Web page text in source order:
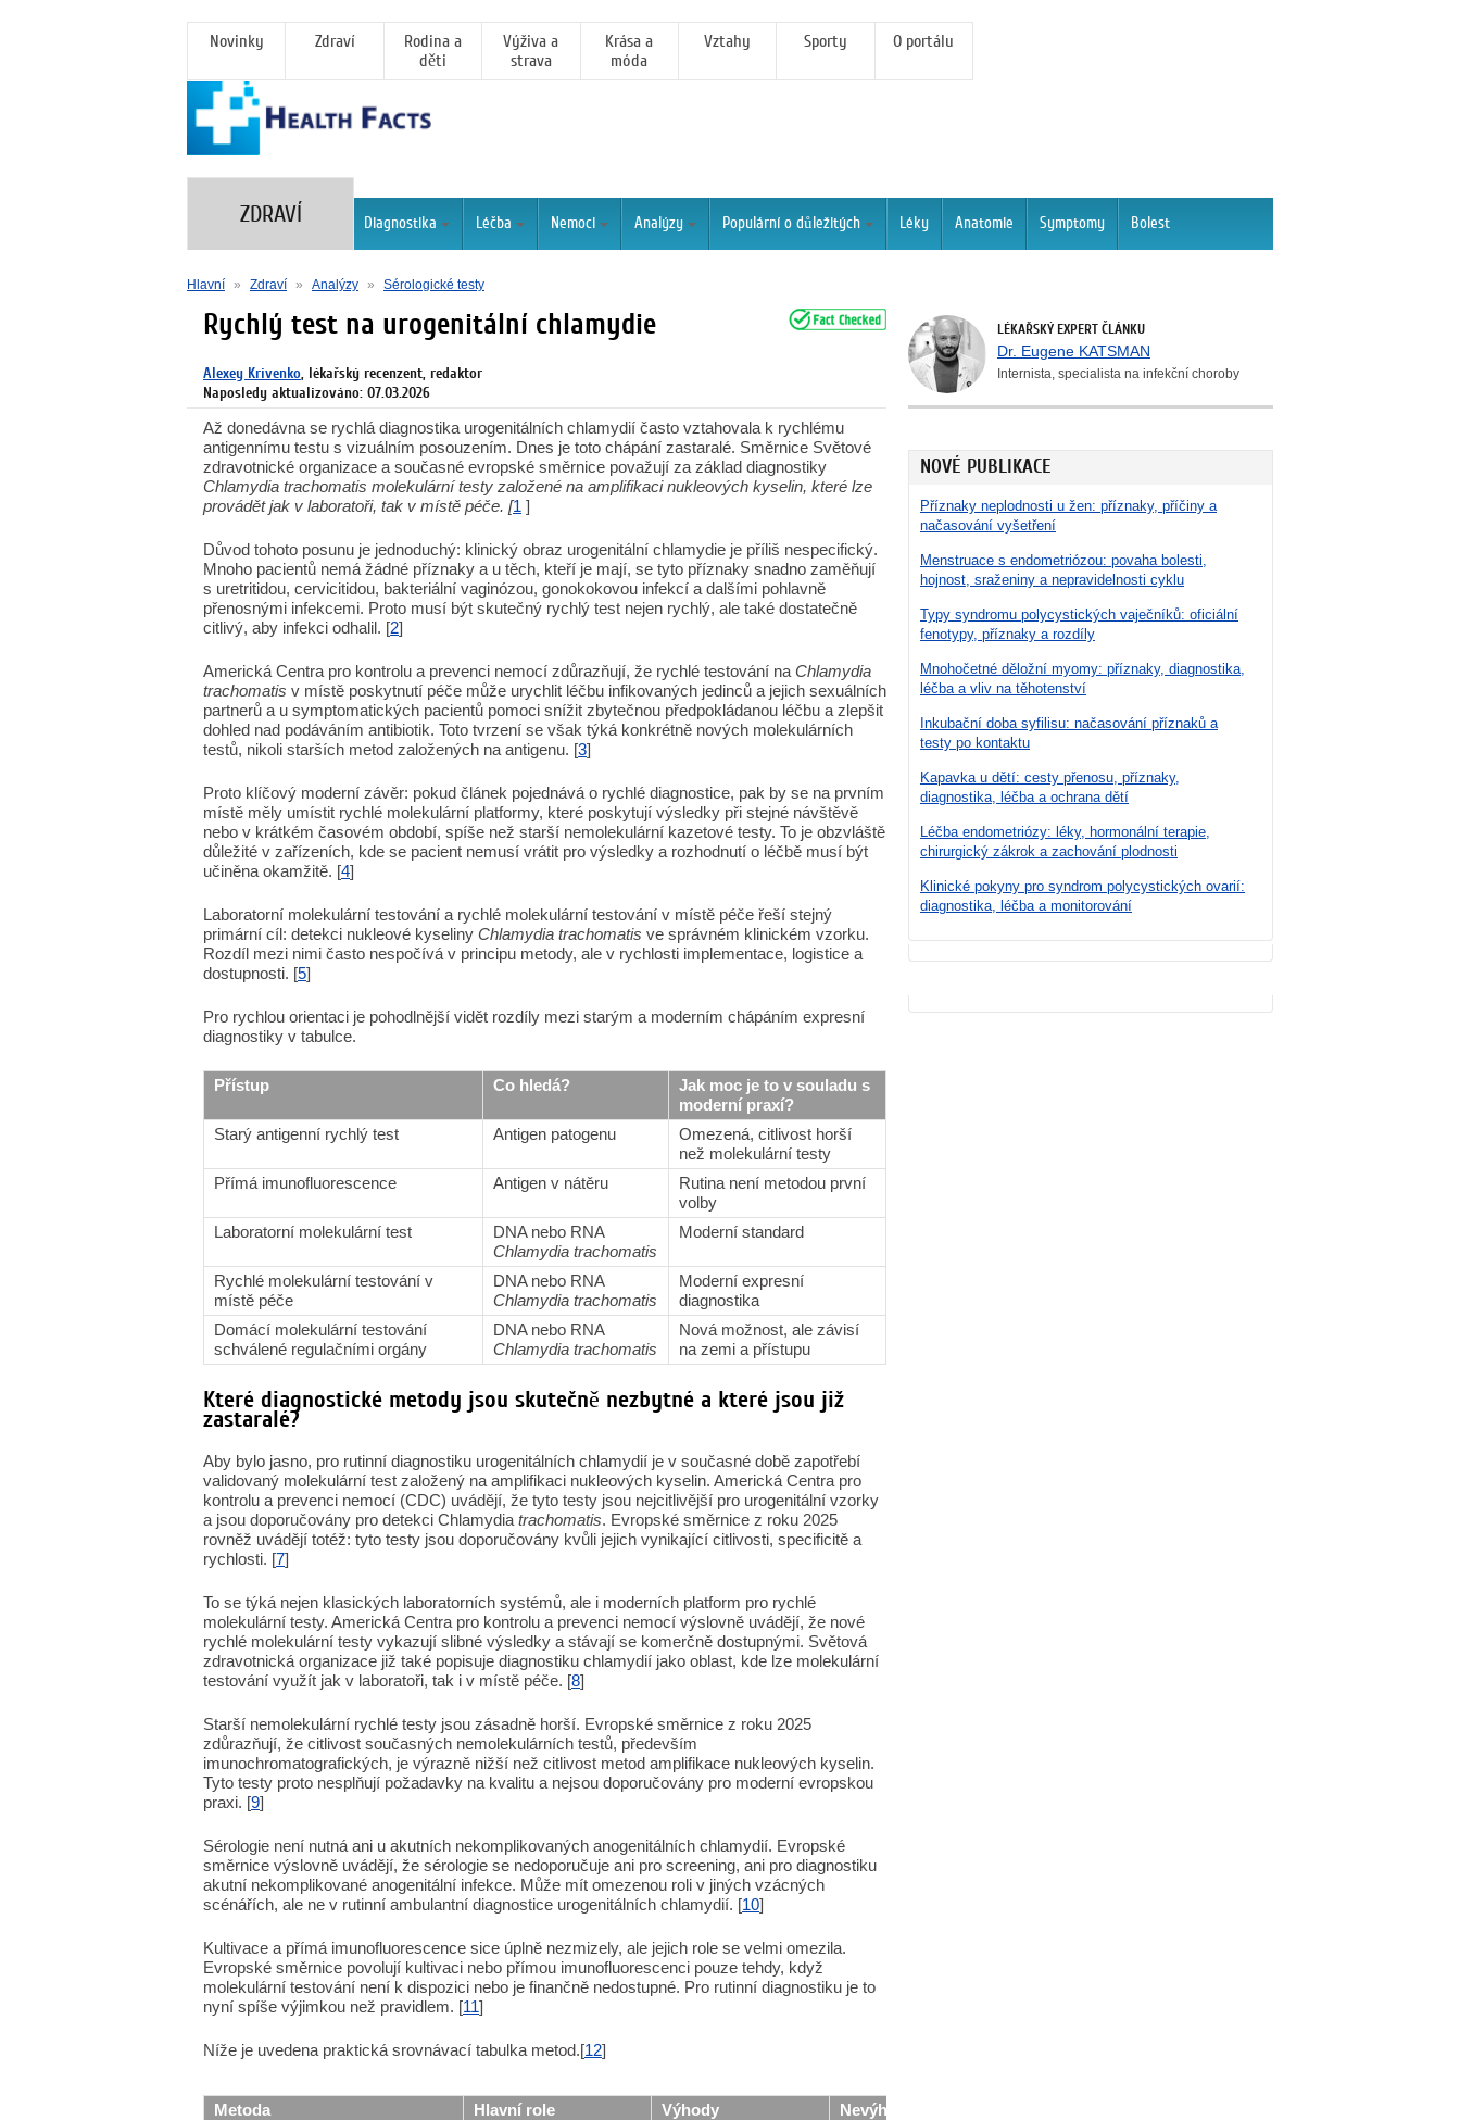
Novinky Zdraví
Rodina a
děti
Výživa a
strava
Krása a
móda
Vztahy Sporty O portálu
ZDRAVÍ Diagnostika Léčba Nemoci Analýzy Populární o důležitých Léky Anatomie Symptomy Bolest
Hlavní » Zdraví » Analýzy » Sérologické testy
LÉKAŘSKÝ EXPERT ČLÁNKU
Dr. Eugene KATSMAN
Internista, specialista na infekční choroby
NOVÉ PUBLIKACE
Příznaky neplodnosti u žen: příznaky, příčiny a
načasování vyšetření
Menstruace s endometriózou: povaha bolesti,
hojnost, sraženiny a nepravidelnosti cyklu
Typy syndromu polycystických vaječníků: oficiální
fenotypy, příznaky a rozdíly
Mnohočetné děložní myomy: příznaky, diagnostika,
léčba a vliv na těhotenství
Inkubační doba syfilisu: načasování příznaků a
testy po kontaktu
Kapavka u dětí: cesty přenosu, příznaky,
diagnostika, léčba a ochrana dětí
Léčba endometriózy: léky, hormonální terapie,
chirurgický zákrok a zachování plodnosti
Klinické pokyny pro syndrom polycystických ovarií:
diagnostika, léčba a monitorování
Rychlý test na urogenitální chlamydie
Alexey Krivenko, lékařský recenzent, redaktor
Naposledy aktualizováno: 07.03.2026
Až donedávna se rychlá diagnostika urogenitálních chlamydií často vztahovala k rychlému
antigennímu testu s vizuálním posouzením. Dnes je toto chápání zastaralé. Směrnice Světové
zdravotnické organizace a současné evropské směrnice považují za základ diagnostiky
Chlamydia trachomatis molekulární testy založené na amplifikaci nukleových kyselin, které lze
provádět jak v laboratoři, tak v místě péče. [1 ]
Důvod tohoto posunu je jednoduchý: klinický obraz urogenitální chlamydie je příliš nespecifický.
Mnoho pacientů nemá žádné příznaky a u těch, kteří je mají, se tyto příznaky snadno zaměňují
s uretritidou, cervicitidou, bakteriální vaginózou, gonokokovou infekcí a dalšími pohlavně
přenosnými infekcemi. Proto musí být skutečný rychlý test nejen rychlý, ale také dostatečně
citlivý, aby infekci odhalil. [2]
Americká Centra pro kontrolu a prevenci nemocí zdůrazňují, že rychlé testování na Chlamydia
trachomatis v místě poskytnutí péče může urychlit léčbu infikovaných jedinců a jejich sexuálních
partnerů a u symptomatických pacientů pomoci snížit zbytečnou předpokládanou léčbu a zlepšit
dohled nad podáváním antibiotik. Toto tvrzení se však týká konkrétně nových molekulárních
testů, nikoli starších metod založených na antigenu. [3]
Proto klíčový moderní závěr: pokud článek pojednává o rychlé diagnostice, pak by se na prvním
místě měly umístit rychlé molekulární platformy, které poskytují výsledky při stejné návštěvě
nebo v krátkém časovém období, spíše než starší nemolekulární kazetové testy. To je obzvláště
důležité v zařízeních, kde se pacient nemusí vrátit pro výsledky a rozhodnutí o léčbě musí být
učiněna okamžitě. [4]
Laboratorní molekulární testování a rychlé molekulární testování v místě péče řeší stejný
primární cíl: detekci nukleové kyseliny Chlamydia trachomatis ve správném klinickém vzorku.
Rozdíl mezi nimi často nespočívá v principu metody, ale v rychlosti implementace, logistice a
dostupnosti. [5]
Pro rychlou orientaci je pohodlnější vidět rozdíly mezi starým a moderním chápáním expresní
diagnostiky v tabulce.
Přístup Co hledá?
Jak moc je to v souladu s
moderní praxí?
Starý antigenní rychlý test
Antigen patogenu
Omezená, citlivost horší
než molekulární testy
Přímá imunofluorescence
Antigen v nátěru
Rutina není metodou první
volby
Laboratorní molekulární test
DNA nebo RNA
Chlamydia trachomatis
Moderní standard
Rychlé molekulární testování v
místě péče
DNA nebo RNA
Chlamydia trachomatis
Moderní expresní
diagnostika
Domácí molekulární testování
schválené regulačními orgány
DNA nebo RNA
Chlamydia trachomatis
Nová možnost, ale závisí
na zemi a přístupu
Které diagnostické metody jsou skutečně nezbytné a které jsou již
zastaralé?
Aby bylo jasno, pro rutinní diagnostiku urogenitálních chlamydií je v současné době zapotřebí
validovaný molekulární test založený na amplifikaci nukleových kyselin. Americká Centra pro
kontrolu a prevenci nemocí (CDC) uvádějí, že tyto testy jsou nejcitlivější pro urogenitální vzorky
a jsou doporučovány pro detekci Chlamydia trachomatis. Evropské směrnice z roku 2025
rovněž uvádějí totéž: tyto testy jsou doporučovány kvůli jejich vynikající citlivosti, specificitě a
rychlosti. [7]
To se týká nejen klasických laboratorních systémů, ale i moderních platform pro rychlé
molekulární testy. Americká Centra pro kontrolu a prevenci nemocí výslovně uvádějí, že nové
rychlé molekulární testy vykazují slibné výsledky a stávají se komerčně dostupnými. Světová
zdravotnická organizace již také popisuje diagnostiku chlamydií jako oblast, kde lze molekulární
testování využít jak v laboratoři, tak i v místě péče. [8]
Starší nemolekulární rychlé testy jsou zásadně horší. Evropské směrnice z roku 2025
zdůrazňují, že citlivost současných nemolekulárních testů, především
imunochromatografických, je výrazně nižší než citlivost metod amplifikace nukleových kyselin.
Tyto testy proto nesplňují požadavky na kvalitu a nejsou doporučovány pro moderní evropskou
praxi. [9]
Sérologie není nutná ani u akutních nekomplikovaných anogenitálních chlamydií. Evropské
směrnice výslovně uvádějí, že sérologie se nedoporučuje ani pro screening, ani pro diagnostiku
akutní nekomplikované anogenitální infekce. Může mít omezenou roli v jiných vzácných
scénářích, ale ne v rutinní ambulantní diagnostice urogenitálních chlamydií. [10]
Kultivace a přímá imunofluorescence sice úplně nezmizely, ale jejich role se velmi omezila.
Evropské směrnice povolují kultivaci nebo přímou imunofluorescenci pouze tehdy, když
molekulární testování není k dispozici nebo je finančně nedostupné. Pro rutinní diagnostiku je to
nyní spíše výjimkou než pravidlem. [11]
Níže je uvedena praktická srovnávací tabulka metod.[12]
Metoda Hlavní role Výhody Nevýhody